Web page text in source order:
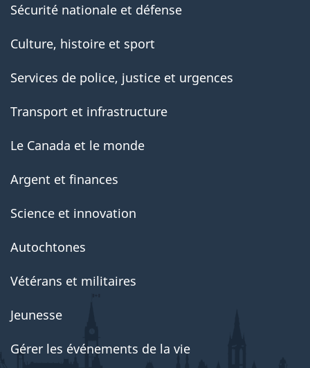
Sécurité nationale et défense
Culture, histoire et sport
Services de police, justice et urgences
Transport et infrastructure
Le Canada et le monde
Argent et finances
Science et innovation
Autochtones
Vétérans et militaires
Jeunesse
Gérer les événements de la vie